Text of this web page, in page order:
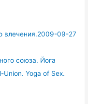
влечения.2009-09-27
союза. Йога
Union. Yoga of Sex.